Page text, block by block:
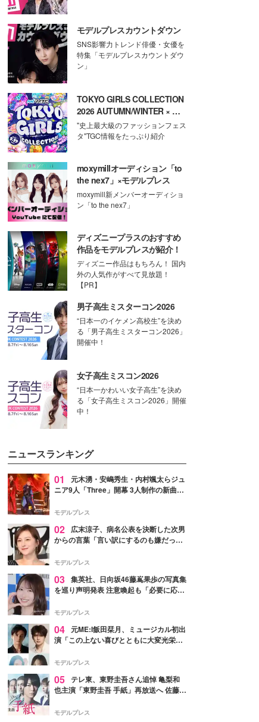
モデルプレスカウントダウン
SNS影響力トレンド俳優・女優を
特集「モデルプレスカウントダウ
ン」
TOKYO GIRLS COLLECTION
2026 AUTUMN/WINTER × モ
デルプレス
"史上最大級のファッションフェス
タ"TGC情報をたっぷり紹介
moxymillオーディション「to
the nex7」×モデルプレス
moxymill新メンバーオーディショ
ン「to the nex7」
ディズニープラスのおすすめ
作品をモデルプレスが紹介！
ディズニー作品はもちろん！ 国内
外の人気作がすべて見放題！
【PR】
男子高生ミスターコン2026
“日本一のイケメン高校生”を決め
る「男子高生ミスターコン2026」
開催中！
女子高生ミスコン2026
“日本一かわいい女子高生”を決め
る「女子高生ミスコン2026」開催
中！
ニュースランキング
01
元木湧・安嶋秀生・内村颯太らジュ
ニア9人「Three」開幕 3人制作の新曲＆
進んで夢を掴みたい」【ゲネプロレポ】
モデルプレス
02
広末涼子、病名公表を決断した次男
からの言葉「言い訳にするのも嫌だっ
モデルプレス
03 集英社、日向坂46藤嶌果歩の写真集
を巡り声明発表 注意喚起も「必要に応じ
モデルプレス
04 元ME:I飯田栞月、ミュージカル初出
演「この上ない喜びとともに大変光栄」
ャスト発表
モデルプレス
05 テレ東、東野圭吾さん追悼 亀梨和
也主演「東野圭吾 手紙」再放送へ 佐藤隆
モデルプレス